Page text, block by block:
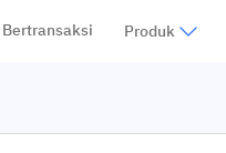
Bertransaksi Produk